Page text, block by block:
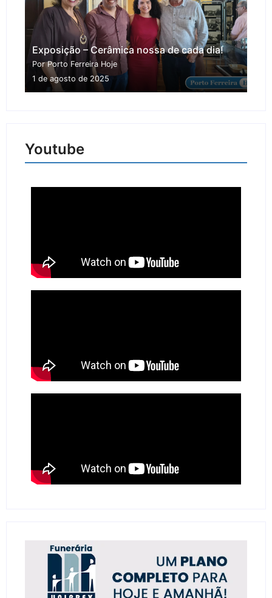
Exposição – Cerâmica nossa de cada dia!
Por Porto Ferreira Hoje
1 de agosto de 2025
Youtube